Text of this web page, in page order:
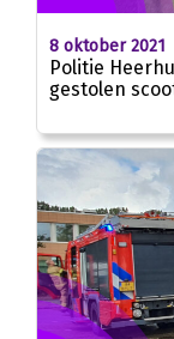
8 oktober 2021
Politie
gestolen